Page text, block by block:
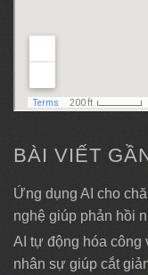
BÀI VIẾT
Ứng dụng AI cho
nghệ giúp phản hồi
AI tự động hóa công
nhân sự giúp cắt